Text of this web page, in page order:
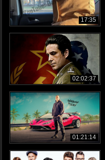
17:35
02:02:37
01:21:14